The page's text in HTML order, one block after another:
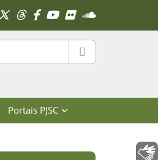
InstagramWhatsApp
Acessar XAcessar Threads
Acessar Facebook
Acessar YouTube
Acessar Flickr
Acessar
PESQUISAR
Portais PJSC
Libras